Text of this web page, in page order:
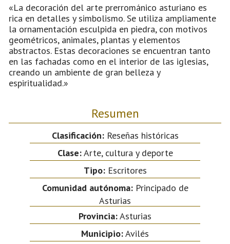
«La decoración del arte prerrománico asturiano es
rica en detalles y simbolismo. Se utiliza ampliamente
la ornamentación esculpida en piedra, con motivos
geométricos, animales, plantas y elementos
abstractos. Estas decoraciones se encuentran tanto
en las fachadas como en el interior de las iglesias,
creando un ambiente de gran belleza y
espiritualidad.»
Resumen
Clasificación:Reseñas históricas
Clase:Arte, cultura y deporte
Tipo:Escritores
Comunidad autónoma:Principado de
Asturias
Provincia:Asturias
Municipio:Avilés